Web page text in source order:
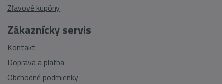
Zákaznícky servis
Kontakt
Doprava a platba
Obchodné podmienky
Zľavové kupóny